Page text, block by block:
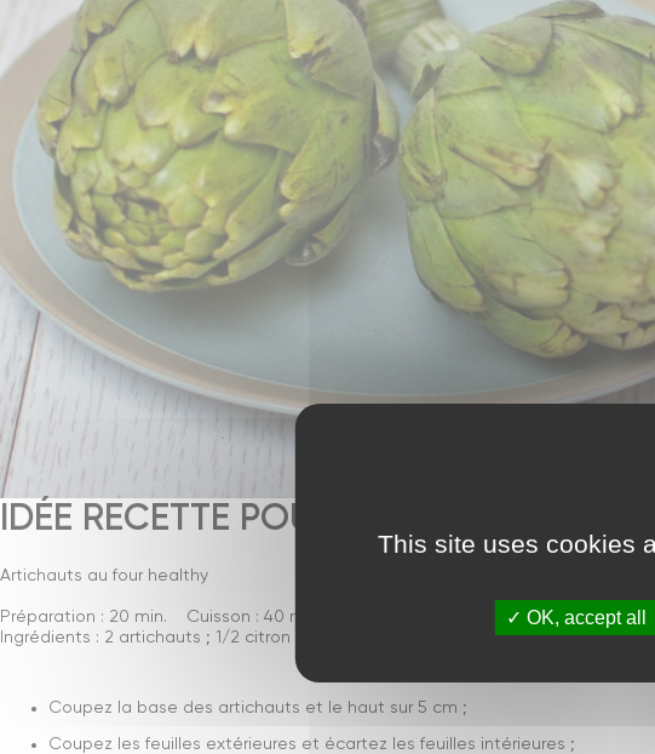
IDÉE RECETTE POUR 2 PERSONNES
Artichauts au four healthy
Préparation : 20 min. Cuisson : 40 min.
Ingrédients : 2 artichauts ; 1/2 citron ; 50 ml d’huile d’olive vierge extra ; 1 gousse
Coupez la base des artichauts et le haut sur 5 cm ;
Coupez les feuilles extérieures et écartez les feuilles intérieures ;
This site uses cookies
OK, accept all